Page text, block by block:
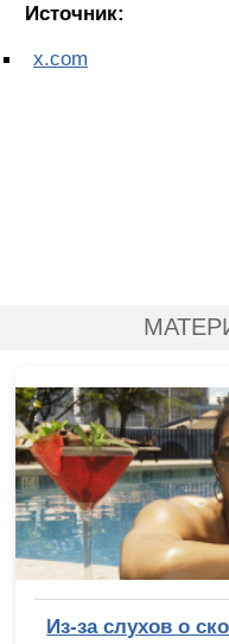
Источник:
x.com
Из-за слухов о